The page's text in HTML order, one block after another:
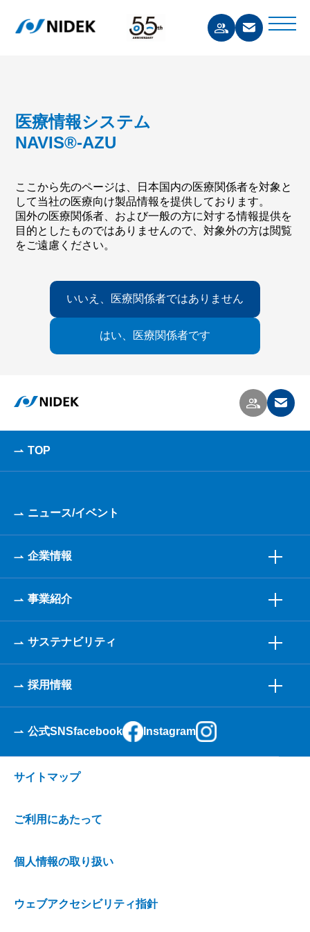
医療情報システム
NAVIS®-AZU
ここから先のページは、日本国内の医療関係者を対象と
して当社の医療向け製品情報を提供しております。
国外の医療関係者、および一般の方に対する情報提供を
目的としたものではありませんので、対象外の方は閲覧
をご遠慮ください。
いいえ、医療関係者ではありません
はい、医療関係者です
TOP
ニュース/イベント
企業情報
事業紹介
サステナビリティ
採用情報
公式SNSfacebook Instagram
サイトマップ
ご利用にあたって
個人情報の取り扱い
ウェブアクセシビリティ指針